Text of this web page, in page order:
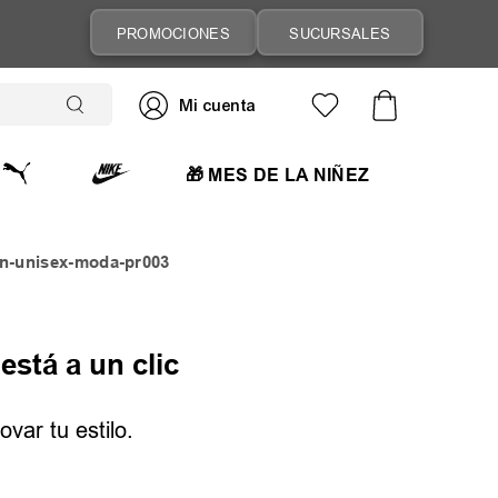
PROMOCIONES SUCURSALES
🎁 MES DE LA NIÑEZ
unisex-moda-pr003
a un clic
tu estilo.